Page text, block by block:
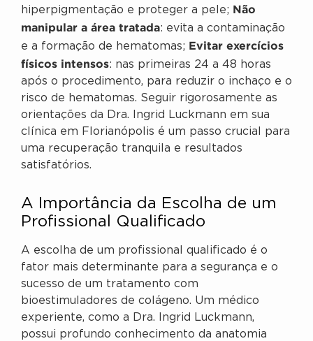
hiperpigmentação e proteger a pele; Não
manipular a área tratada: evita a contaminação
e a formação de hematomas; Evitar exercícios
físicos intensos: nas primeiras 24 a 48 horas
após o procedimento, para reduzir o inchaço e o
risco de hematomas. Seguir rigorosamente as
orientações da Dra. Ingrid Luckmann em sua
clínica em Florianópolis é um passo crucial para
uma recuperação tranquila e resultados
satisfatórios.
A Importância da Escolha de um
Profissional Qualificado
A escolha de um profissional qualificado é o
fator mais determinante para a segurança e o
sucesso de um tratamento com
bioestimuladores de colágeno. Um médico
experiente, como a Dra. Ingrid Luckmann,
possui profundo conhecimento da anatomia